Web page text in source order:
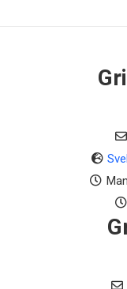
K-Faktor ifølge